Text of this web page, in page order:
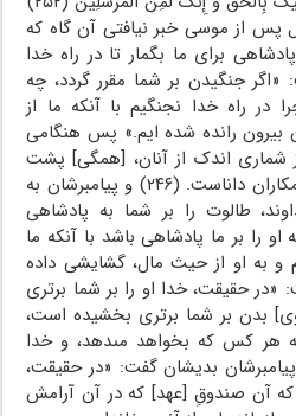
پس از موسى خبر نیافتى آن گاه که
براى ما بگمار تا در راه خدا
«اگر جنگیدن بر شما مقرر گردد، چه
در راه خدا نجنگیم با آنکه ما از
بیرون رانده شده ‏ایم.» پس هنگامى
شمارى اندک از آنان، [همگى] پشت
کردند، و خداوند به [حالِ] ستمکاران داناست. (۲۴۶) و پیامبرشان به
طالوت را بر شما به پادشاهى
را بر ما پادشاهى باشد با آنکه ما
و به او از حیث مال، گشایشى داده
حقیقت، خدا او را بر شما برترى
بدن بر شما برترى بخشیده است،
هر کس که بخواهد مى‏دهد، و خدا
داناست.» (۲۴۷) و پیامبرشان بدیشان گفت: «در حقیقت،
آن صندوقِ [عهد] که در آن آرامش